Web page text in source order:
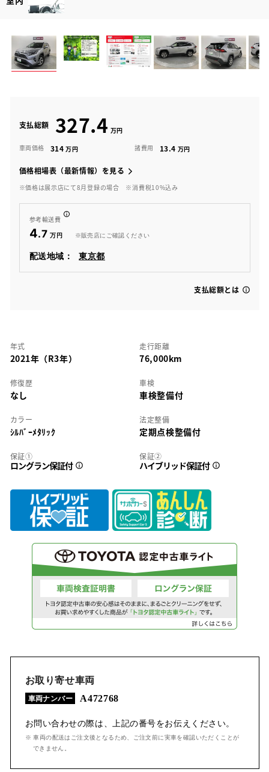
支払総額 327.4
車両価格 314 諸費用 13.4
価格相場表（最新情報）を見る
※価格は展示店にて8月登録の場合 ※消費税10%込み
参考輸送費
4.7 ※販売店にご確認ください
配送地域： 東京都
支払総額とは
年式
2021年（R3年）
走行距離
76,000km
修復歴
なし
車検
車検整備付
カラー
ｼﾙﾊﾞｰﾒﾀﾘｯｸ
法定整備
定期点検整備付
保証①
ロングラン保証付
保証②
ハイブリッド保証付
お取り寄せ車両
車両ナンバー A472768
お問い合わせの際は、上記の番号をお伝えください。
※ 車両の配送はご注文後となるため、ご注文前に実車を確認いただくことが
できません。